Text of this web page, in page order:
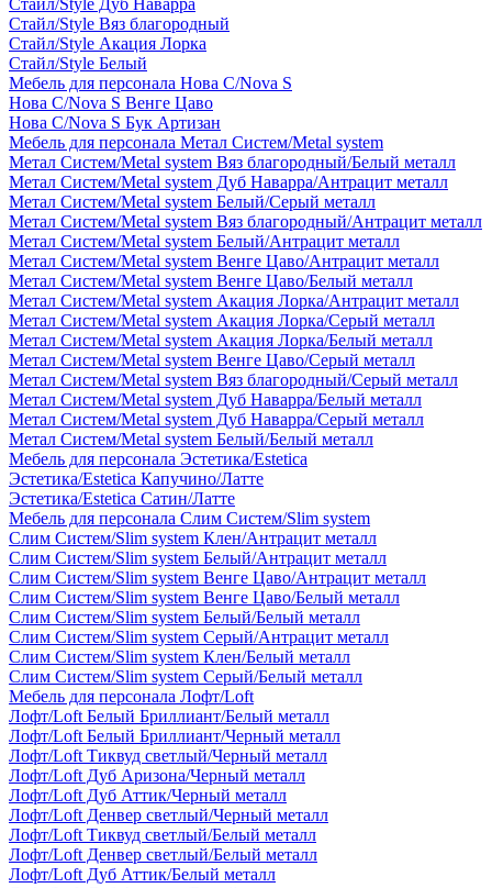
Стайл/Style Дуб Наварра
Стайл/Style Вяз благородный
Стайл/Style Акация Лорка
Стайл/Style Белый
Мебель для персонала Нова С/Nova S
Нова С/Nova S Венге Цаво
Нова С/Nova S Бук Артизан
Мебель для персонала Метал Систем/Metal system
Метал Систем/Metal system Вяз благородный/Белый металл
Метал Систем/Metal system Дуб Наварра/Антрацит металл
Метал Систем/Metal system Белый/Серый металл
Метал Систем/Metal system Вяз благородный/Антрацит металл
Метал Систем/Metal system Белый/Антрацит металл
Метал Систем/Metal system Венге Цаво/Антрацит металл
Метал Систем/Metal system Венге Цаво/Белый металл
Метал Систем/Metal system Акация Лорка/Антрацит металл
Метал Систем/Metal system Акация Лорка/Серый металл
Метал Систем/Metal system Акация Лорка/Белый металл
Метал Систем/Metal system Венге Цаво/Серый металл
Метал Систем/Metal system Вяз благородный/Серый металл
Метал Систем/Metal system Дуб Наварра/Белый металл
Метал Систем/Metal system Дуб Наварра/Серый металл
Метал Систем/Metal system Белый/Белый металл
Мебель для персонала Эстетика/Estetica
Эстетика/Estetica Капучино/Латте
Эстетика/Estetica Сатин/Латте
Мебель для персонала Слим Систем/Slim system
Слим Систем/Slim system Клен/Антрацит металл
Слим Систем/Slim system Белый/Антрацит металл
Слим Систем/Slim system Венге Цаво/Антрацит металл
Слим Систем/Slim system Венге Цаво/Белый металл
Слим Систем/Slim system Белый/Белый металл
Слим Систем/Slim system Серый/Антрацит металл
Слим Систем/Slim system Клен/Белый металл
Слим Систем/Slim system Серый/Белый металл
Мебель для персонала Лофт/Loft
Лофт/Loft Белый Бриллиант/Белый металл
Лофт/Loft Белый Бриллиант/Черный металл
Лофт/Loft Тиквуд светлый/Черный металл
Лофт/Loft Дуб Аризона/Черный металл
Лофт/Loft Дуб Аттик/Черный металл
Лофт/Loft Денвер светлый/Черный металл
Лофт/Loft Тиквуд светлый/Белый металл
Лофт/Loft Денвер светлый/Белый металл
Лофт/Loft Дуб Аттик/Белый металл